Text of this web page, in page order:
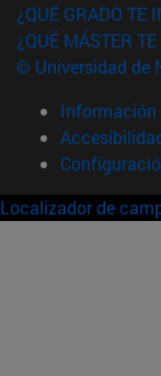
¿QUÉ GRADO TE
¿QUÉ MÁSTER
© Universidad de
Información
Localizador de